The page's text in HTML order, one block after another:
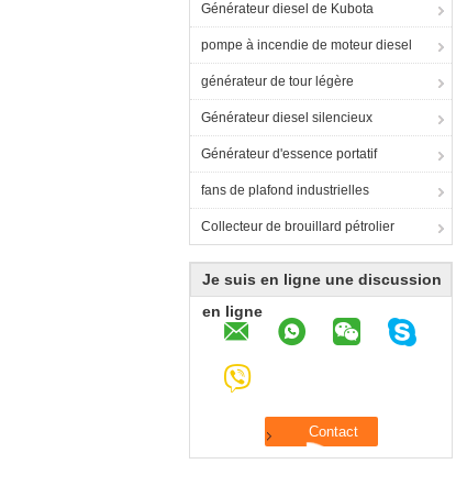
Générateur diesel de Kubota
pompe à incendie de moteur diesel
générateur de tour légère
Générateur diesel silencieux
Générateur d'essence portatif
fans de plafond industrielles
Collecteur de brouillard pétrolier
Je suis en ligne une discussion
en ligne